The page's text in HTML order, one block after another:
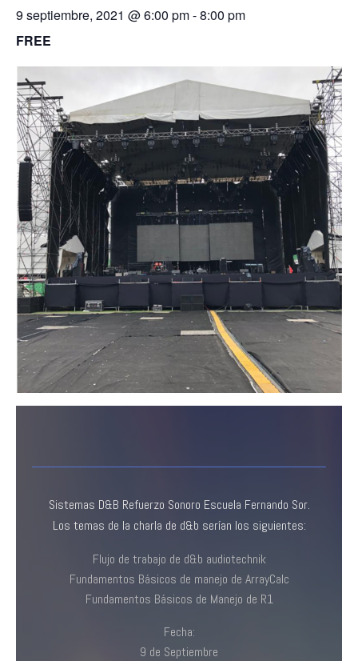
9 septiembre, 2021 @ 6:00 pm-8:00 pm
FREE
Sistemas D&B Refuerzo Sonoro Escuela Fernando Sor.
Los temas de la charla de d&b serían los siguientes:
Flujo de trabajo de d&b audiotechnik
Fundamentos Básicos de manejo de ArrayCalc
Fundamentos Básicos de Manejo de R1
Fecha:
9 de Septiembre